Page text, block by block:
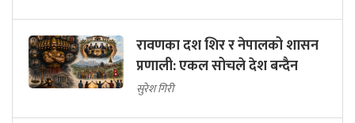
रावणका दश शिर र नेपालको शासन
प्रणाली: एकल सोचले देश बन्दैन
सुरेश गिरी